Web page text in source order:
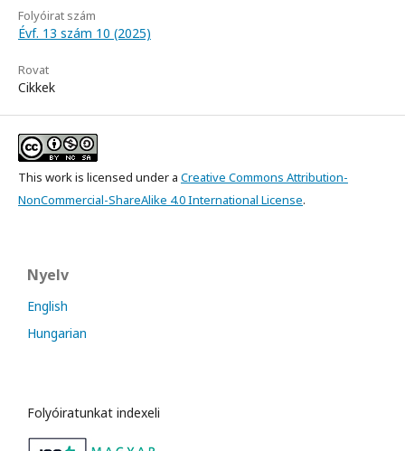
Folyóirat szám
Évf. 13 szám 10 (2025)
Rovat
Cikkek
This work is licensed under a Creative Commons Attribution-
NonCommercial-ShareAlike 4.0 International License.
Nyelv
English
Hungarian
Folyóiratunkat indexeli